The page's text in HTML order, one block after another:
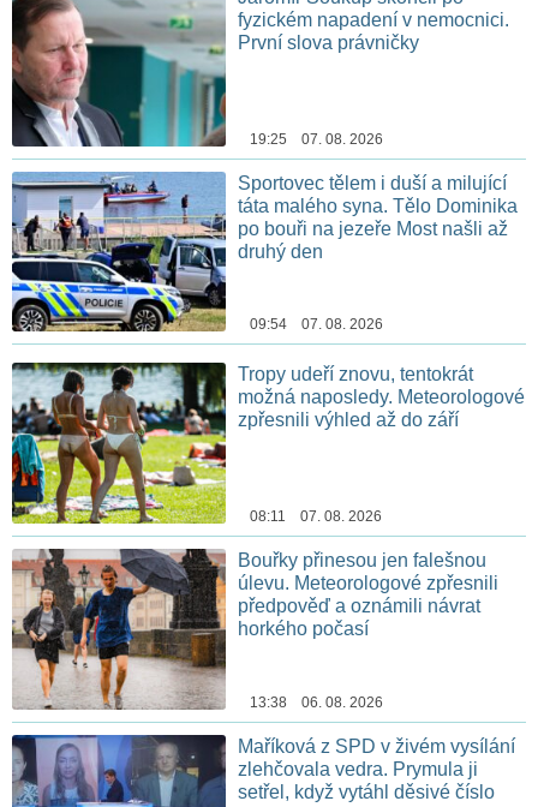
fyzickém napadení v nemocnici.
První slova právničky
19:25 07. 08. 2026
Sportovec tělem i duší a milující
táta malého syna. Tělo Dominika
po bouři na jezeře Most našli až
druhý den
09:54 07. 08. 2026
Tropy udeří znovu, tentokrát
možná naposledy. Meteorologové
zpřesnili výhled až do září
08:11 07. 08. 2026
Bouřky přinesou jen falešnou
úlevu. Meteorologové zpřesnili
předpověď a oznámili návrat
horkého počasí
13:38 06. 08. 2026
Maříková z SPD v živém vysílání
zlehčovala vedra. Prymula ji
setřel, když vytáhl děsivé číslo